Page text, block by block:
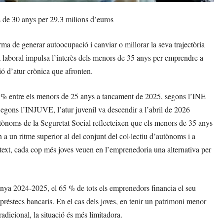
30 anys per 29,3 milions d’euros
de generar autoocupació i canviar o millorar la seva trajectòria
impulsa l’interès dels menors de 35 anys per emprendre a
d’atur crònica que afronten.
els menors de 25 anys a tancament de 2025, segons l’INE
l’INJUVE, l’atur juvenil va descendir a l’abril de 2026
de la Seguretat Social reflecteixen que els menors de 35 anys
un ritme superior al del conjunt del col·lectiu d’autònoms i a
cada cop més joves veuen en l’emprenedoria una alternativa per
2024-2025, el 65 % de tots els emprenedors financia el seu
bancaris. En el cas dels joves, en tenir un patrimoni menor
la situació és més limitadora.